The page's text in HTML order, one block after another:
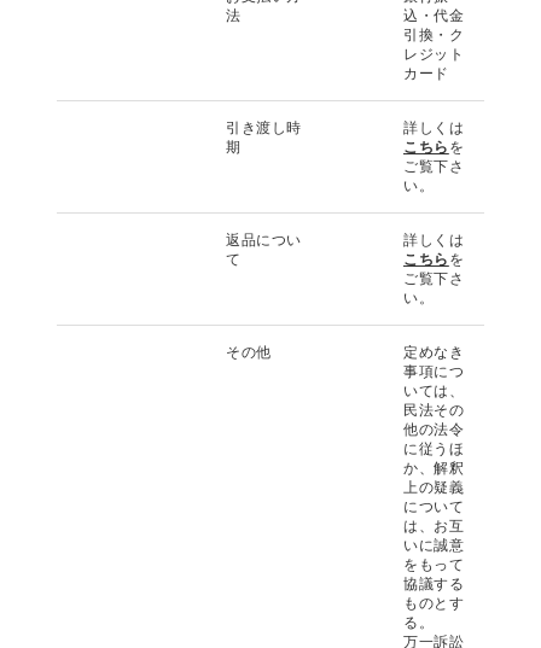
法
込・代金
引換・ク
レジット
カード
引き渡し時
期
詳しくは
こちら を
ご覧下さ
い。
返品につい
て
詳しくは
こちら を
ご覧下さ
い。
その他
定めなき
事項につ
いては、
民法その
他の法令
に従うほ
か、解釈
上の疑義
について
は、 お互
いに誠意
をもって
協議する
ものとす
る。
万一訴訟